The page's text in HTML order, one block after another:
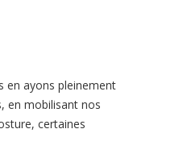
en ayons pleinement
en mobilisant nos
certaines